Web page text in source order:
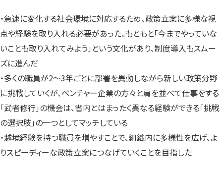
・急速に変化する社会環境に対応するため、政策立案に多様な視
点や経験を取り入れる必要があった。もともと「今までやっていな
いことも取り入れてみよう」という文化があり、制度導入もスムー
ズに進んだ
・多くの職員が2〜3年ごとに部署を異動しながら新しい政策分野
に挑戦していくが、ベンチャー企業の方々と肩を並べて仕事をする
「武者修行」の機会は、省内とはまったく異なる経験ができる「挑戦
の選択肢」の一つとしてマッチしている
・越境経験を持つ職員を増やすことで、組織内に多様性を広げ、よ
りスピーディーな政策立案につなげていくことを目指した